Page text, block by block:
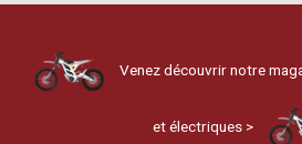
Venez découvrir notre
et électriques >